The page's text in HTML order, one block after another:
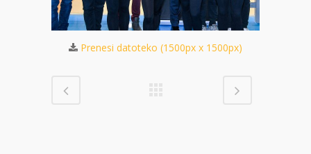
Prenesi datoteko (1500px x 1500px)